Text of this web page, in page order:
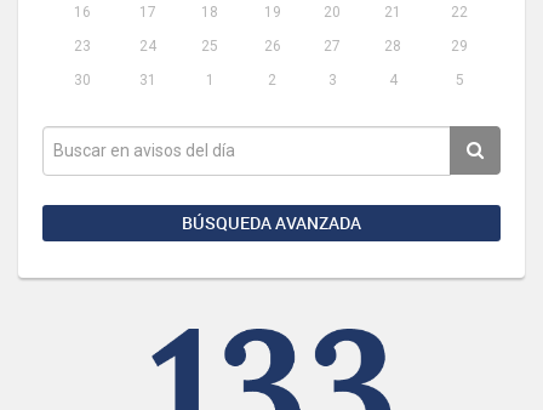
16
17 18 19 20 21
22
23
24 25 26 27 28
29
30
31 1 2 3 4 5
BÚSQUEDA AVANZADA